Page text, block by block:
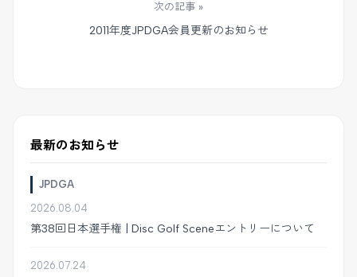
次の記事 »
2011年度JPDGA会員更新のお知らせ
最新のお知らせ
JPDGA
2026.08.04
第38回日本選手権 | Disc Golf Sceneエントリーについて
2026.07.24